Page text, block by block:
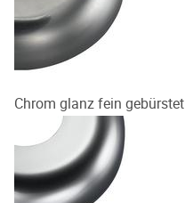
Chrom glanz fein gebürstet